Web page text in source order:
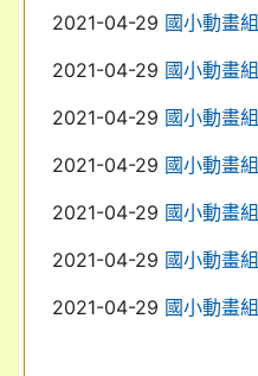
2021-04-29 國小動畫組
2021-04-29 國小動畫組
2021-04-29 國小動畫組
2021-04-29 國小動畫組
2021-04-29 國小動畫組
2021-04-29 國小動畫組
2021-04-29 國小動畫組